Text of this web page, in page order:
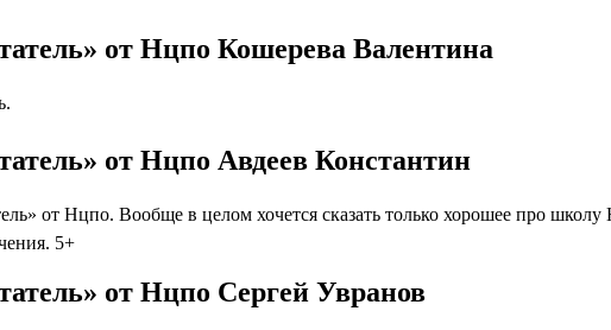
от Нцпо Кошерева Валентина
от Нцпо Авдеев Константин
от Нцпо. Вообще в целом хочется сказать только хорошее про
5+
от Нцпо Сергей Увранов